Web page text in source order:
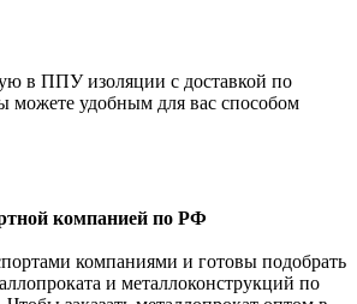
в ППУ изоляции с доставкой по
можете удобным для вас способом
компанией по РФ
компаниями и готовы подобрать
и металлоконструкций по